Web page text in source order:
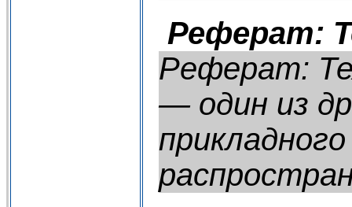
Реферат:
Реферат:
— один из